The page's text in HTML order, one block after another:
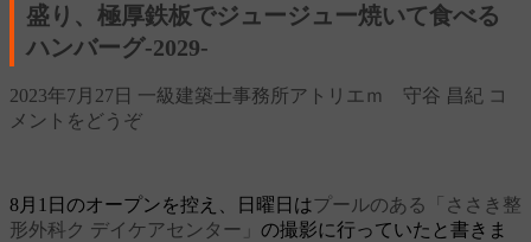
盛り、極厚鉄板でジュージュー焼いて食べる
ハンバーグ‐2029‐
2023年7月27日 一級建築士事務所アトリエｍ 守谷 昌紀 コ
メントをどうぞ
8月1日のオープンを控え、日曜日はプールのある「ささき整
形外科ク デイケアセンター」 の撮影に行っていたと書きま